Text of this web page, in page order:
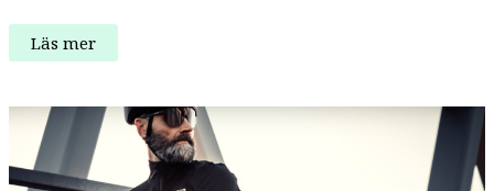
Vartannat
barn
cykel
Läs mer